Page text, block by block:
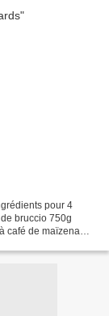
pour 4
bruccio 750g
café de maïzena